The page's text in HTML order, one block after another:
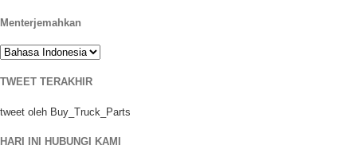
Menterjemahkan
TWEET TERAKHIR
tweet oleh Buy_Truck_Parts
HARI INI HUBUNGI KAMI